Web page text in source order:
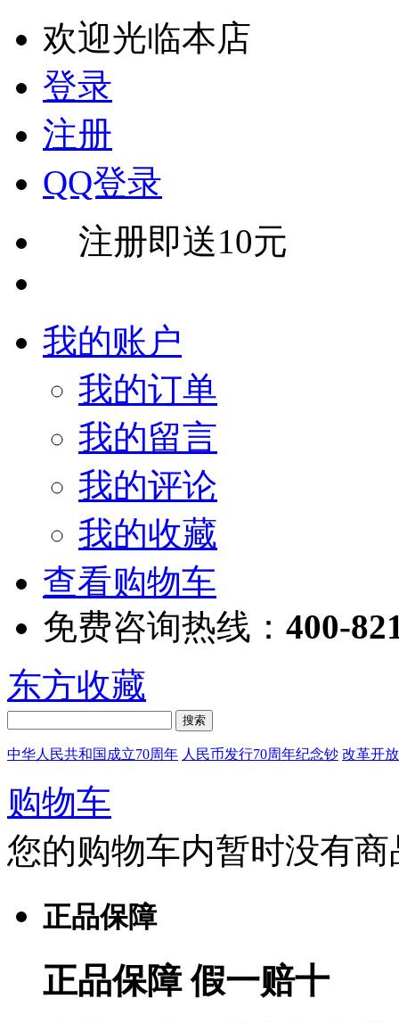
欢迎光临本店
登录
注册
QQ登录
注册即送10元
我的账户
我的订单
我的留言
我的评论
我的收藏
查看购物车
免费咨询热线： 400-
东方收藏
中华人民共和国成立70周年 人民币发行70周年纪念钞 改革开
购物车
您的购物车内暂时没有商
正品保障
正品保障 假一赔十